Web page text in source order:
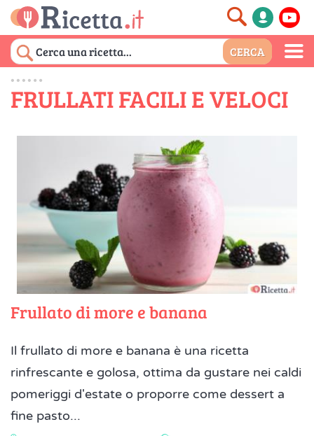
FRULLATI FACILI E VELOCI
Frullato di more e banana
Il frullato di more e banana è una ricetta
rinfrescante e golosa, ottima da gustare nei caldi
pomeriggi d'estate o proporre come dessert a
fine pasto...